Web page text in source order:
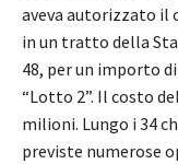
aveva autorizzato il
in un tratto della
48, per un importo
“Lotto 2”. Il costo
milioni. Lungo i 34
previste numerose